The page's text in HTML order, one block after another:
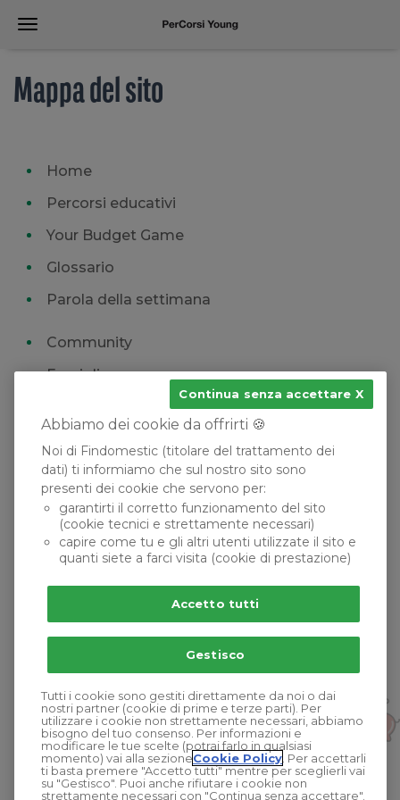
Mappa del sito
Home
Percorsi educativi
Your Budget Game
Glossario
Parola della settimana
Community
Famiglie
Contatti
Abbiamo dei cookie da offrirti 🍪
Noi di Findomestic (titolare del trattamento dei
dati) ti informiamo che sul nostro sito sono
presenti dei cookie che servono per:
garantirti il corretto funzionamento del sito
(cookie tecnici e strettamente necessari)
capire come tu e gli altri utenti utilizzate il sito e
quanti siete a farci visita (cookie di prestazione)
Tutti i cookie sono gestiti direttamente da noi o dai
nostri partner (cookie di prime e terze parti). Per
utilizzare i cookie non strettamente necessari, abbiamo
bisogno del tuo consenso. Per informazioni e
modificare le tue scelte (potrai farlo in qualsiasi
momento) vai alla sezioneCookie Policy . Per accettarli
ti basta premere "Accetto tutti" mentre per sceglierli vai
su "Gestisco". Puoi anche rifiutare i cookie non
strettamente necessari con "Continua senza accettare".
Accetto tutti
Gestisco
Continua senza accettare